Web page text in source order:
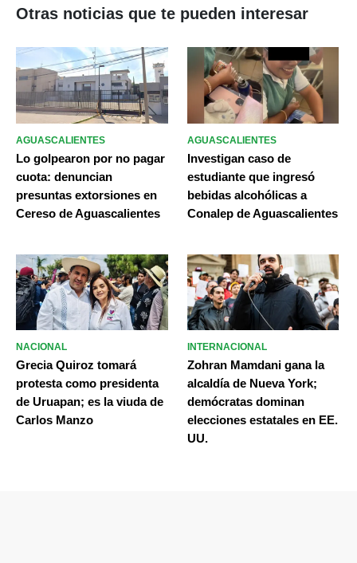
Otras noticias que te pueden interesar
AGUASCALIENTES
Lo golpearon por no pagar
cuota: denuncian
presuntas extorsiones en
Cereso de Aguascalientes
AGUASCALIENTES
Investigan caso de
estudiante que ingresó
bebidas alcohólicas a
Conalep de Aguascalientes
NACIONAL
Grecia Quiroz tomará
protesta como presidenta
de Uruapan; es la viuda de
Carlos Manzo
INTERNACIONAL
Zohran Mamdani gana la
alcaldía de Nueva York;
demócratas dominan
elecciones estatales en EE.
UU.